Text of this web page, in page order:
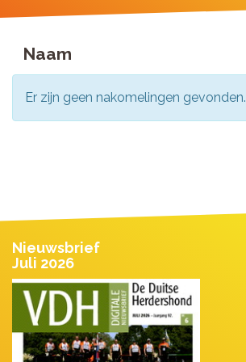
Naam
Er zijn geen nakomelingen gevonden.
Nieuwsbrief
Juli 2026